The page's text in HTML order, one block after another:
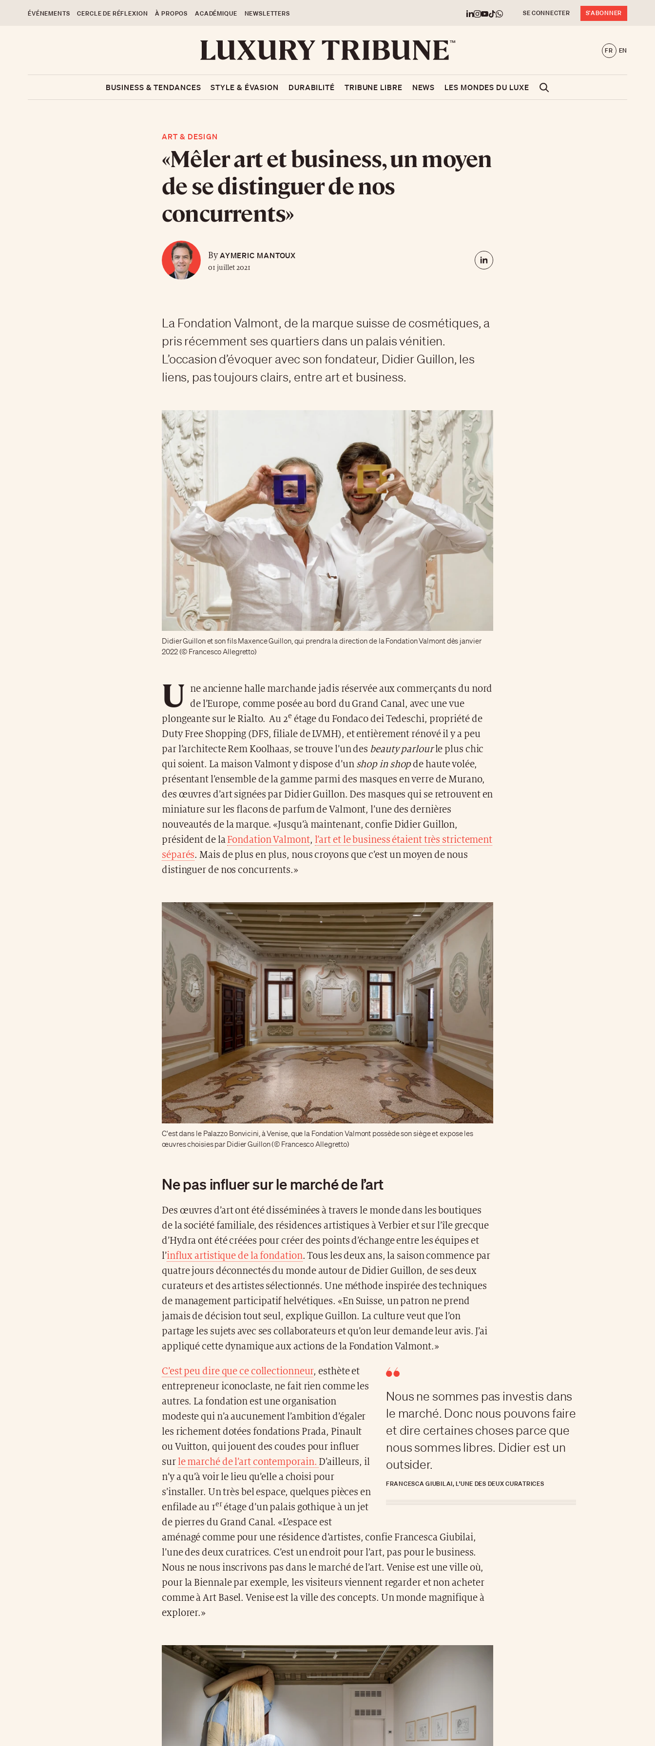
ÉVÉNEMENTS CERCLE DE RÉFLEXION À PROPOS ACADÉMIQUE NEWSLETTERS SE CONNECTER S'ABONNER
FR EN
BUSINESS & TENDANCES STYLE & ÉVASION DURABILITÉ TRIBUNE LIBRE NEWS LES MONDES DU LUXE
ART & DESIGN
«Mêler art et business, un moyen
de se distinguer de nos
concurrents»
ByAYMERIC MANTOUX
01 juillet 2021
La Fondation Valmont, de la marque suisse de cosmétiques, a
pris récemment ses quartiers dans un palais vénitien.
L’occasion d’évoquer avec son fondateur, Didier Guillon, les
liens, pas toujours clairs, entre art et business.
Didier Guillon et son fils Maxence Guillon, qui prendra la direction de la Fondation Valmont dès janvier
2022 (© Francesco Allegretto)
U
ne ancienne halle marchande jadis réservée aux commerçants du nord
de l’Europe, comme posée au bord du Grand Canal, avec une vue
plongeante sur le Rialto. Au 2eétage du Fondaco dei Tedeschi, propriété de
Duty Free Shopping (DFS, filiale de LVMH), et entièrement rénové il y a peu
par l’architecte Rem Koolhaas, se trouve l’un des beauty parlourle plus chic
qui soient. La maison Valmont y dispose d’un shop in shopde haute volée,
présentant l’ensemble de la gamme parmi des masques en verre de Murano,
des œuvres d’art signées par Didier Guillon. Des masques qui se retrouvent en
miniature sur les flacons de parfum de Valmont, l’une des dernières
nouveautés de la marque. «Jusqu’à maintenant, confie Didier Guillon,
président de laFondation Valmont, l’art et le business étaient très strictement
séparés. Mais de plus en plus, nous croyons que c’est un moyen de nous
distinguer de nos concurrents.»
C'est dans le Palazzo Bonvicini, à Venise, que la Fondation Valmont possède son siège et expose les
œuvres choisies par Didier Guillon (© Francesco Allegretto)
Ne pas influer sur le marché de l’art
Des œuvres d’art ont été disséminées à travers le monde dans les boutiques
de la société familiale, des résidences artistiques à Verbier et sur l’île grecque
d’Hydra ont été créées pour créer des points d’échange entre les équipes et
l’influx artistique de la fondation. Tous les deux ans, la saison commence par
quatre jours déconnectés du monde autour de Didier Guillon, de ses deux
curateurs et des artistes sélectionnés. Une méthode inspirée des techniques
de management participatif helvétiques. «En Suisse, un patron ne prend
jamais de décision tout seul, explique Guillon. La culture veut que l’on
partage les sujets avec ses collaborateurs et qu’on leur demande leur avis. J’ai
appliqué cette dynamique aux actions de la Fondation Valmont.»
Nous ne sommes pas investis dans
le marché. Donc nous pouvons faire
et dire certaines choses parce que
nous sommes libres. Didier est un
outsider.
FRANCESCA GIUBILAI, L’UNE DES DEUX CURATRICES
C’est peu dire que ce collectionneur, esthète et
entrepreneur iconoclaste, ne fait rien comme les
autres. La fondation est une organisation
modeste qui n’a aucunement l’ambition d’égaler
les richement dotées fondations Prada, Pinault
ou Vuitton, qui jouent des coudes pour influer
sur le marché de l’art contemporain. D’ailleurs, il
n’y a qu’à voir le lieu qu’elle a choisi pour
s’installer. Un très bel espace, quelques pièces en
enfilade au 1er étage d’un palais gothique à un jet
de pierres du Grand Canal. «L’espace est
aménagé comme pour une résidence d’artistes, confie Francesca Giubilai,
l’une des deux curatrices. C’est un endroit pour l’art, pas pour le business.
Nous ne nous inscrivons pas dans le marché de l’art. Venise est une ville où,
pour la Biennale par exemple, les visiteurs viennent regarder et non acheter
comme à Art Basel. Venise est la ville des concepts. Un monde magnifique à
explorer.»